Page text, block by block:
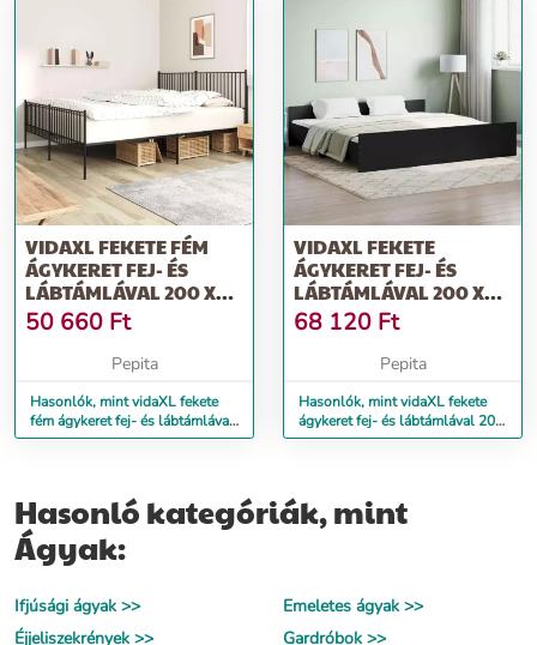
VIDAXL FEKETE FÉM
ÁGYKERET FEJ- ÉS
LÁBTÁMLÁVAL 200 X
200 CM
50 660 Ft
Pepita
Hasonlók, mint vidaXL fekete
fém ágykeret fej- és lábtámlával
200 x 200 cm
VIDAXL FEKETE
ÁGYKERET FEJ- ÉS
LÁBTÁMLÁVAL 200 X
200 CM
68 120 Ft
Pepita
Hasonlók, mint vidaXL fekete
ágykeret fej- és lábtámlával 200
x 200 cm
Hasonló kategóriák, mint
Ágyak:
Ifjúsági ágyak >>
Emeletes ágyak >>
Éjjeliszekrények >>
Gardróbok >>